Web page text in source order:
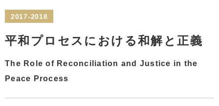
2017-2018
平和プロセスにおける和解と正義
The Role of Reconciliation and Justice in the
Peace Process